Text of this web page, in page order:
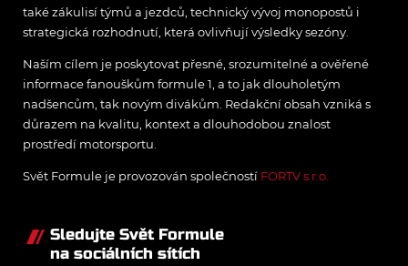
také zákulisí týmů a jezdců, technický vývoj monopostů i
strategická rozhodnutí, která ovlivňují výsledky sezóny.
Naším cílem je poskytovat přesné, srozumitelné a ověřené
informace fanouškům formule 1, a to jak dlouholetým
nadšencům, tak novým divákům. Redakční obsah vzniká s
důrazem na kvalitu, kontext a dlouhodobou znalost
prostředí motorsportu.
Svět Formule je provozován společností FORTV s.r.o.
Sledujte Svět Formule
na sociálních sítích